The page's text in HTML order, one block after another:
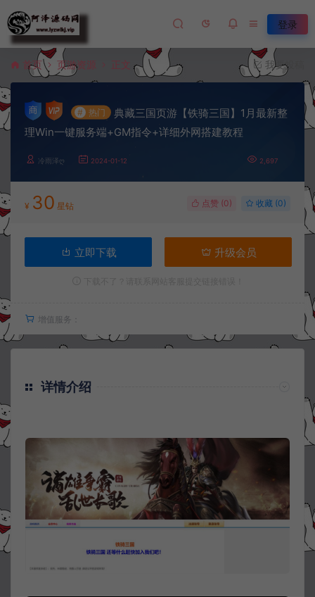
登录
首页 页游资源 正文 我要投稿
# 热门
典藏三国页游【铁骑三国】1月最新整
理Win一键服务端+GM指令+详细外网搭建教程
冷雨泽ღ 2024-01-12 2,697
¥ 30 星钻 点赞 (0) 收藏 (0)
立即下载 升级会员
增值服务：
详情介绍